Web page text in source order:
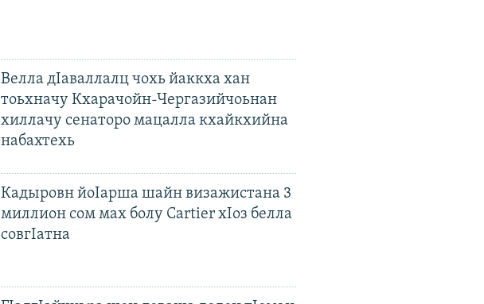
Велла дIаваллалц чохь йаккха хан
тоьхначу Кхарачойн-Чергазийчоьнан
хиллачу сенаторо мацалла кхайкхийна
набахтехь
Кадыровн йоIарша шайн визажистана 3
миллион сом мах болу Cartier хIоз белла
совгIатна